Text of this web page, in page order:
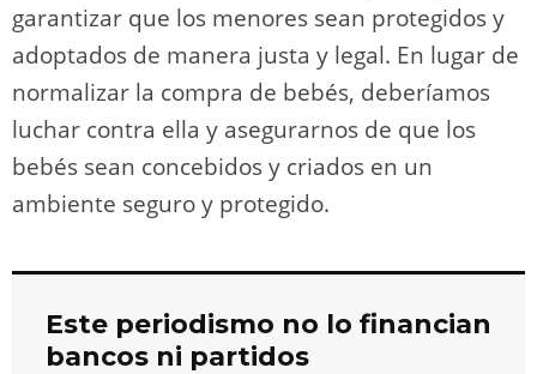
garantizar que los menores sean protegidos y
adoptados de manera justa y legal. En lugar de
normalizar la compra de bebés, deberíamos
luchar contra ella y asegurarnos de que los
bebés sean concebidos y criados en un
ambiente seguro y protegido.
Este periodismo no lo financian
bancos ni partidos